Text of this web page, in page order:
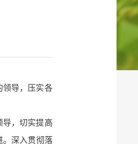
领导，压实各
导，切实提高
。深入贯彻落